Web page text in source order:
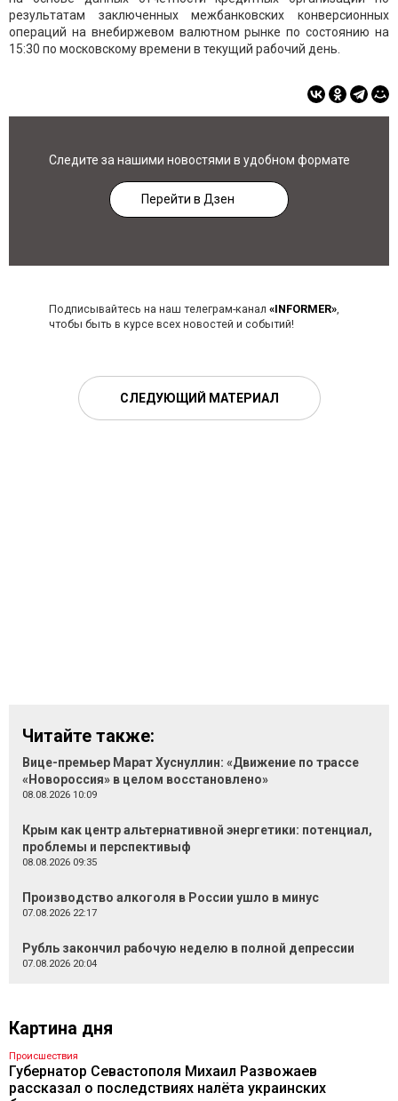
результатам заключенных межбанковских конверсионных
операций на внебиржевом валютном рынке по состоянию на
15:30 по московскому времени в текущий рабочий день.
Следите за нашими новостями в удобном формате
Перейти в Дзен
Подписывайтесь на наш телеграм-канал «INFORMER»,
чтобы быть в курсе всех новостей и событий!
СЛЕДУЮЩИЙ МАТЕРИАЛ
Читайте также:
Вице-премьер Марат Хуснуллин: «Движение по трассе
«Новороссия» в целом восстановлено»
08.08.2026 10:09
Крым как центр альтернативной энергетики: потенциал,
проблемы и перспективыф
08.08.2026 09:35
Производство алкоголя в России ушло в минус
07.08.2026 22:17
Рубль закончил рабочую неделю в полной депрессии
07.08.2026 20:04
Картина дня
Происшествия
Губернатор Севастополя Михаил Развожаев
рассказал о последствиях налёта украинских